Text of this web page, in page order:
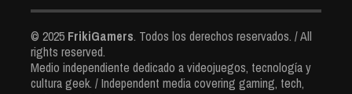
© 2025 FrikiGamers. Todos los derechos reservados. / All
rights reserved.
Medio independiente dedicado a videojuegos, tecnología y
cultura geek. / Independent media covering gaming, tech,